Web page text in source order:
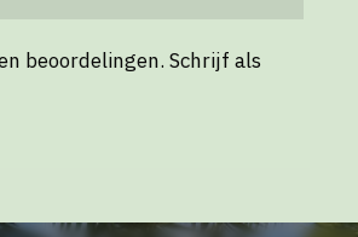
beoordelingen. Schrijf als